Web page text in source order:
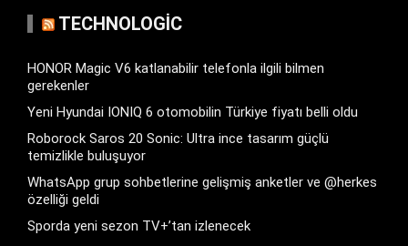
TECHNOLOGIC
HONOR Magic V6 katlanabilir telefonla ilgili bilmen
gerekenler
Yeni Hyundai IONIQ 6 otomobilin Türkiye fiyatı belli oldu
Roborock Saros 20 Sonic: Ultra ince tasarım güçlü
temizlikle buluşuyor
WhatsApp grup sohbetlerine gelişmiş anketler ve @herkes
özelliği geldi
Sporda yeni sezon TV+’tan izlenecek